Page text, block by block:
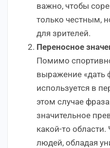
важно, чтобы
только честным,
для зрителей.
Переносное
Помимо
выражение «дать
используется в
этом случае
значительное
какой-то
людей, обладая